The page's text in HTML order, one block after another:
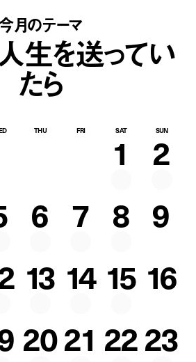
月のテーマ
生を送ってい
たら
THU FRI SAT SUN
1
2
6 7 8 9
13 14 15 16
2021 2223